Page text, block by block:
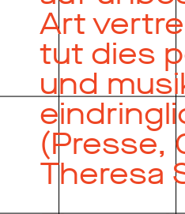
Art
tut dies
und
(Presse,
Theresa